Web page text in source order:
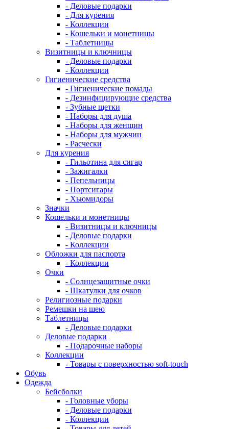
- Деловые подарки
- Для курения
- Коллекции
- Кошельки и монетницы
- Таблетницы
Визитницы и ключницы
- Деловые подарки
- Коллекции
Гигиенические средства
- Гигиенические помады
- Дезинфицирующие средства
- Зубные щетки
- Наборы для душа
- Наборы для женщин
- Наборы для мужчин
- Расчески
Для курения
- Гильотина для сигар
- Зажигалки
- Пепельницы
- Портсигары
- Хьюмидоры
Значки
Кошельки и монетницы
- Визитницы и ключницы
- Деловые подарки
- Коллекции
Обложки для паспорта
- Коллекции
Очки
- Солнцезащитные очки
- Шкатулки для очков
Религиозные подарки
Ремешки на шею
Таблетницы
- Деловые подарки
Деловые подарки
- Подарочные наборы
Коллекции
- Товары с поверхностью soft-touch
Обувь
Одежда
Бейсболки
- Головные уборы
- Деловые подарки
- Коллекции